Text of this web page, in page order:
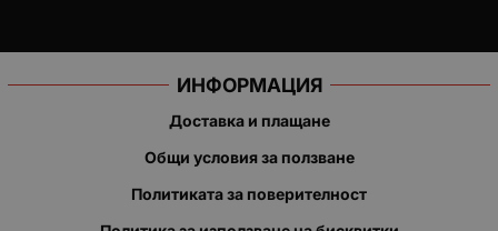
ИНФОРМАЦИЯ
Доставка и плащане
Общи условия за ползване
Политиката за поверителност